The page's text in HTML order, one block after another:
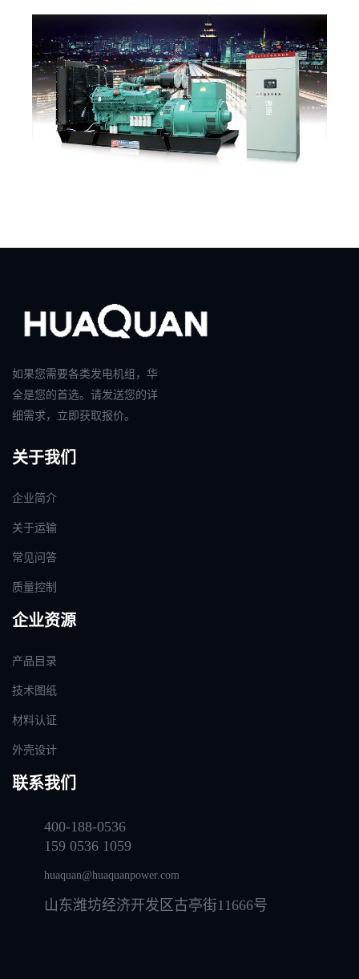
如果您需要各类发电机组，华
全是您的首选。请发送您的详
细需求，立即获取报价。
关于我们
企业简介
关于运输
常见问答
质量控制
企业资源
产品目录
技术图纸
材料认证
外壳设计
联系我们
400-188-0536
159 0536 1059
huaquan@huaquanpower.com
山东潍坊经济开发区古亭街11666号